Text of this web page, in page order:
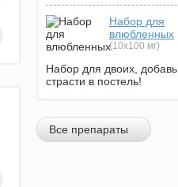
Набор для
влюбленных
(10х100 мг)
Набор для двоих, добавь
страсти в постель!
Все препараты